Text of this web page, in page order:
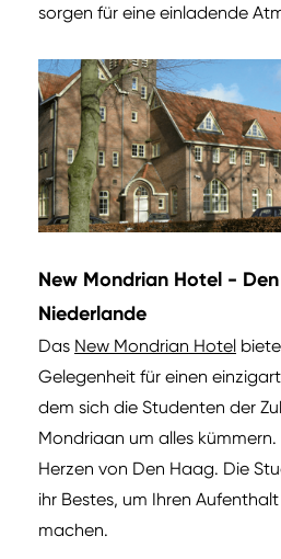
sorgen für eine einladende
New Mondrian Hotel -
Niederlande
Das New Mondrian Hotel
Gelegenheit für einen
dem sich die Studenten der
Mondriaan um alles kümmern.
Herzen von Den Haag. Die
ihr Bestes, um Ihren
machen.